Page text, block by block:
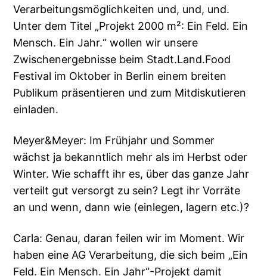
Verarbeitungsmöglichkeiten und, und, und.
Unter dem Titel „Projekt 2000 m²: Ein Feld. Ein
Mensch. Ein Jahr.“ wollen wir unsere
Zwischenergebnisse beim Stadt.Land.Food
Festival im Oktober in Berlin einem breiten
Publikum präsentieren und zum Mitdiskutieren
einladen.
Meyer&Meyer: Im Frühjahr und Sommer
wächst ja bekanntlich mehr als im Herbst oder
Winter. Wie schafft ihr es, über das ganze Jahr
verteilt gut versorgt zu sein? Legt ihr Vorräte
an und wenn, dann wie (einlegen, lagern etc.)?
Carla: Genau, daran feilen wir im Moment. Wir
haben eine AG Verarbeitung, die sich beim „Ein
Feld. Ein Mensch. Ein Jahr“-Projekt damit